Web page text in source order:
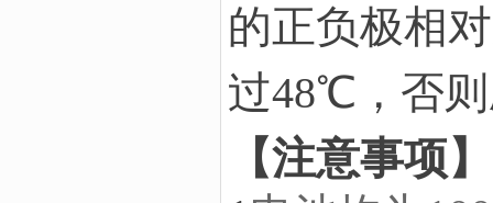
的正负极相
过48℃，否则
【注意事项】